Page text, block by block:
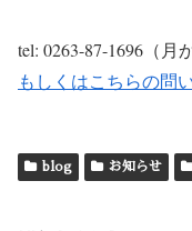
tel: 0263-87-1696（
もしくはこちらの問
blog お知らせ